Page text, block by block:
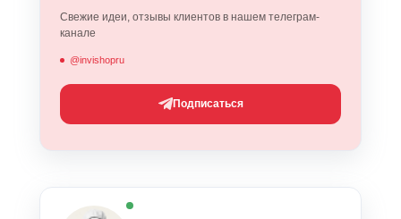
Свежие идеи, отзывы клиентов в нашем телеграм-
канале
@invishopru
Подписаться